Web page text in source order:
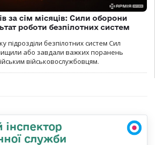
за сім місяців: Сили оборони
роботи безпілотних систем
підрозділи безпілотних систем Сил
або завдали важких поранень
військовослужбовцям.
служби